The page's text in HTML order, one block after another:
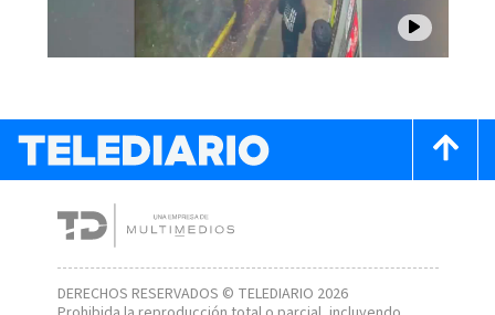
DERECHOS RESERVADOS © TELEDIARIO 2026